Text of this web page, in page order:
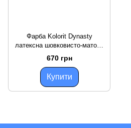
Фарба Kolorit Dynasty
латексна шовковисто-матова
Біла
670 грн
Купити